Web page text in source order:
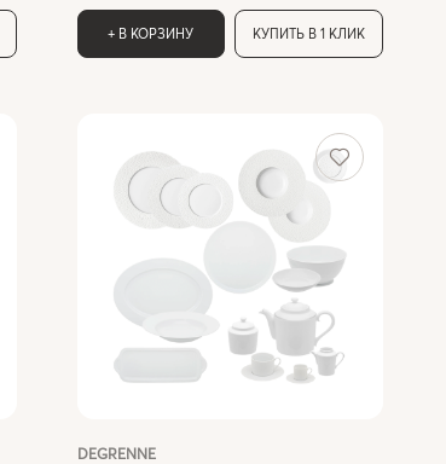
+ В КОРЗИНУ КУПИТЬ В 1 КЛИК
DEGRENNE